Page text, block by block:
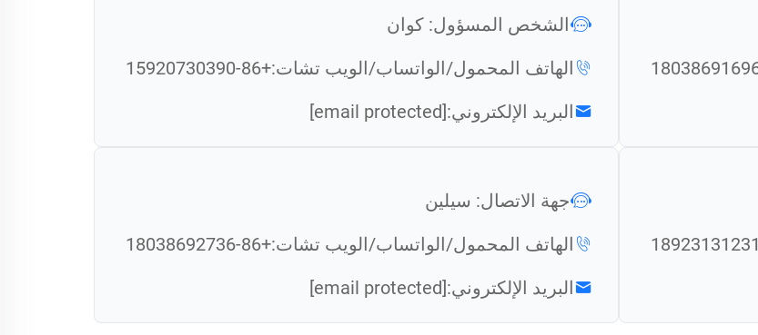
الشخص المسؤول: كوان
الهاتف المحمول/الواتساب/الويب تشات:+86-15920730390
البريد الإلكتروني:[email protected]
جهة الاتصال: سيلين
الهاتف المحمول/الواتساب/الويب تشات:+86-18038692736
البريد الإلكتروني:[email protected]